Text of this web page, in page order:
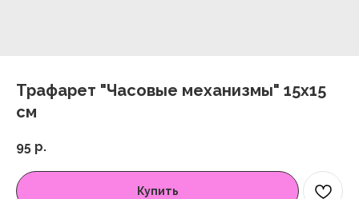
Трафарет "Часовые механизмы" 15х15
см
95 р.
Купить